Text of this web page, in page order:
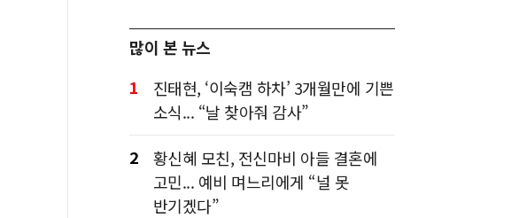
많이 본 뉴스
1
진태현, ‘이숙캠 하차’ 3개월만에 기쁜
소식... “날 찾아줘 감사”
2
황신혜 모친, 전신마비 아들 결혼에
고민... 예비 며느리에게 “널 못
반기겠다”